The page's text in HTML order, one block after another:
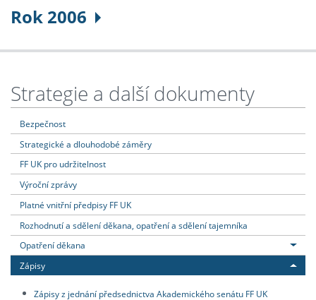
Rok 2006
Strategie a další dokumenty
Bezpečnost
Strategické a dlouhodobé záměry
FF UK pro udržitelnost
Výroční zprávy
Platné vnitřní předpisy FF UK
Rozhodnutí a sdělení děkana, opatření a sdělení tajemníka
Opatření děkana
Zápisy
Zápisy z jednání předsednictva Akademického senátu FF UK